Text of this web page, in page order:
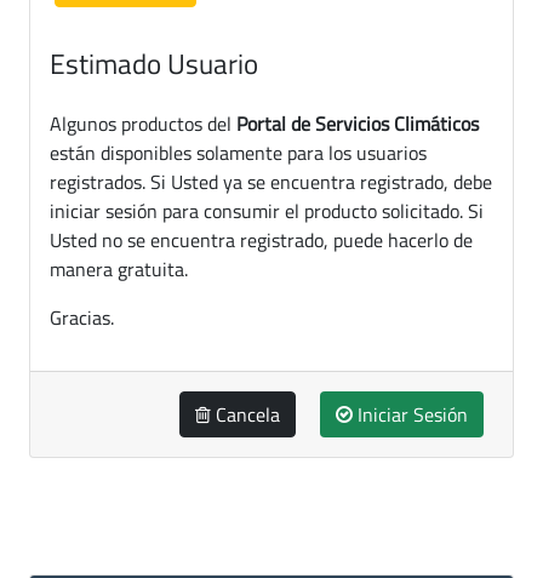
Estimado Usuario
Algunos productos del Portal de Servicios Climáticos
están disponibles solamente para los usuarios
registrados. Si Usted ya se encuentra registrado, debe
iniciar sesión para consumir el producto solicitado. Si
Usted no se encuentra registrado, puede hacerlo de
manera gratuita.
Gracias.
Cancela Iniciar Sesión